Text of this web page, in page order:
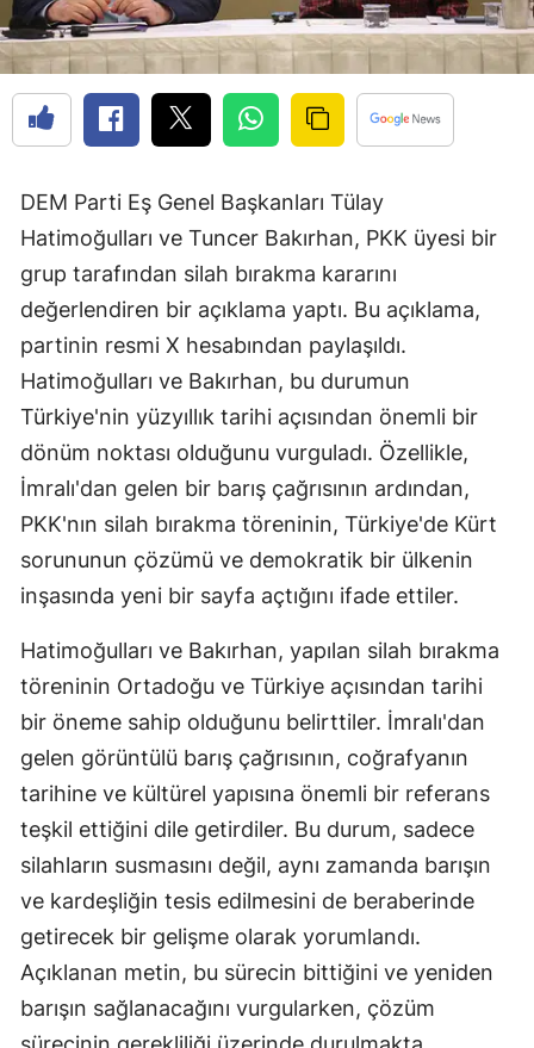
DEM Parti Eş Genel Başkanları Tülay
Hatimoğulları ve Tuncer Bakırhan, PKK üyesi bir
grup tarafından silah bırakma kararını
değerlendiren bir açıklama yaptı. Bu açıklama,
partinin resmi X hesabından paylaşıldı.
Hatimoğulları ve Bakırhan, bu durumun
Türkiye'nin yüzyıllık tarihi açısından önemli bir
dönüm noktası olduğunu vurguladı. Özellikle,
İmralı'dan gelen bir barış çağrısının ardından,
PKK'nın silah bırakma töreninin, Türkiye'de Kürt
sorununun çözümü ve demokratik bir ülkenin
inşasında yeni bir sayfa açtığını ifade ettiler.
Hatimoğulları ve Bakırhan, yapılan silah bırakma
töreninin Ortadoğu ve Türkiye açısından tarihi
bir öneme sahip olduğunu belirttiler. İmralı'dan
gelen görüntülü barış çağrısının, coğrafyanın
tarihine ve kültürel yapısına önemli bir referans
teşkil ettiğini dile getirdiler. Bu durum, sadece
silahların susmasını değil, aynı zamanda barışın
ve kardeşliğin tesis edilmesini de beraberinde
getirecek bir gelişme olarak yorumlandı.
Açıklanan metin, bu sürecin bittiğini ve yeniden
barışın sağlanacağını vurgularken, çözüm